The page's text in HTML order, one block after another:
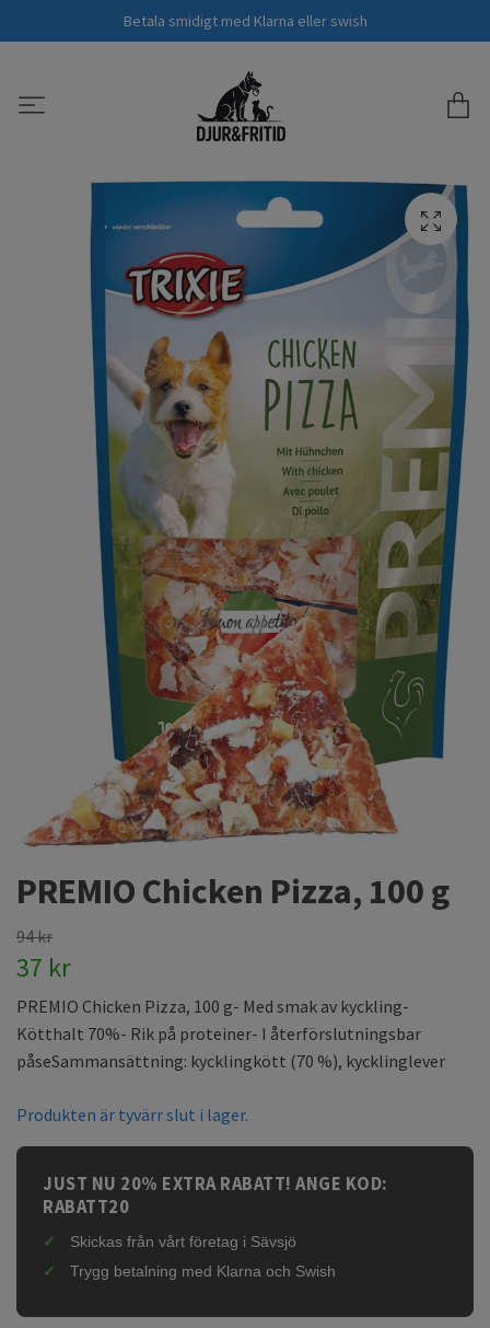
Betala smidigt med Klarna eller swish
PREMIO Chicken Pizza, 100 g
94 kr
37 kr
PREMIO Chicken Pizza, 100 g- Med smak av kyckling-
Kötthalt 70%- Rik på proteiner- I återförslutningsbar
påseSammansättning: kycklingkött (70 %), kycklinglever
Produkten är tyvärr slut i lager.
JUST NU 20% EXTRA RABATT! ANGE KOD:
RABATT20
Skickas från vårt företag i Sävsjö
Trygg betalning med Klarna och Swish